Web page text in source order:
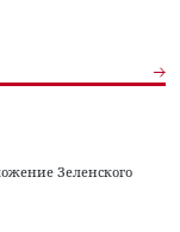
Зеленского